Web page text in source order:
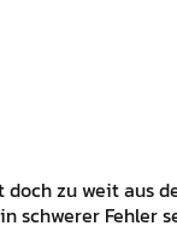
zu weit aus
schwerer Fehler